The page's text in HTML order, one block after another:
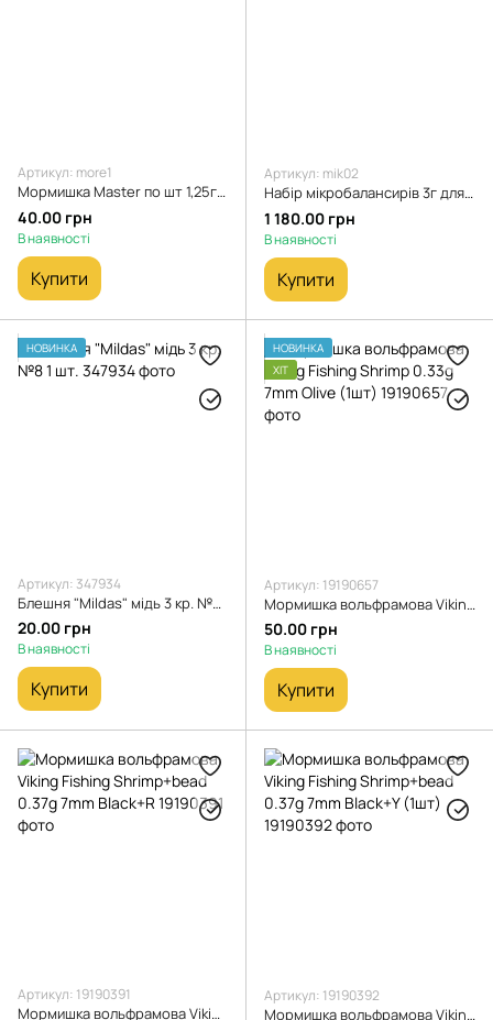
Артикул: more1
Мормишка Master по шт 1,25г Короп, Карась
40.00 грн
В наявності
Купити
Артикул: mik02
Набір мікробалансирів 3г для Окуня + коробка Flagman 12шт
1 180.00 грн
В наявності
Купити
НОВИНКА
Артикул: 347934
Блешня "Mildas" мідь 3 кр. №8 1 шт.
20.00 грн
В наявності
Купити
НОВИНКА
ХІТ
Артикул: 19190657
Мормишка вольфрамова Viking Fishing Shrimp 0.33g 7mm Olive (1шт)
50.00 грн
В наявності
Купити
Артикул: 19190391
Мормишка вольфрамова Viking Fishing Shrimp+bead 0.37g 7mm Black+R
Артикул: 19190392
Мормишка вольфрамова Viking Fishing Shrimp+bead 0.37g 7mm Black+Y (1шт)